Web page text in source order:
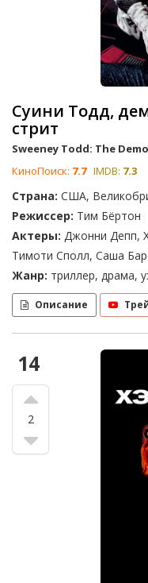
Суини Тодд,
стрит
Sweeney Todd: The
КиноПоиск: 7.7 IMDB: 7.3
Страна: США,
Режиссер: Тим Бёртон
Актеры: Джонни Депп,
Тимоти Сполл, Саша
Жанр: триллер, драма,
Описание
14
2